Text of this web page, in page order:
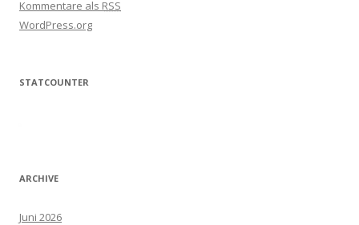
Kommentare als RSS
WordPress.org
STATCOUNTER
ARCHIVE
Juni 2026